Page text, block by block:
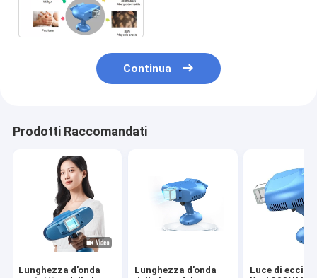
Continua
Prodotti Raccomandati
Lunghezza d'onda
Lunghezza d'onda
Luce di